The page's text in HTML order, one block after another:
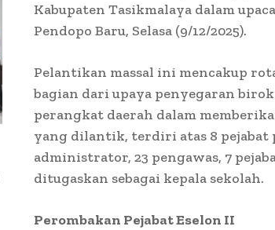
Kabupaten Tasikmalaya dalam
Pendopo Baru, Selasa (9/12/2025).
Pelantikan massal ini mencakup
bagian dari upaya penyegaran
perangkat daerah dalam
yang dilantik, terdiri atas 8
administrator, 23 pengawas, 7
ditugaskan sebagai kepala sekolah.
Perombakan Pejabat Eselon II